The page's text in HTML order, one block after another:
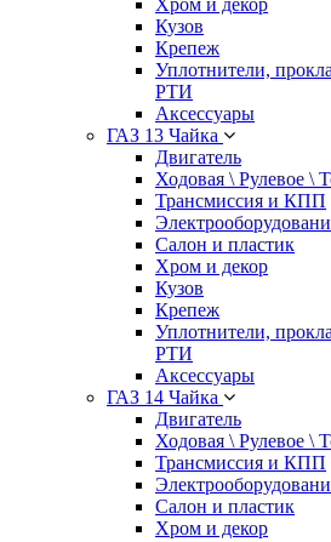
Кузов
Крепеж
Уплотнители,
РТИ
Аксессуары
ГАЗ 13 Чайка
Двигатель
Ходовая \ Рулевое \
Трансмиссия и КПП
Салон и пластик
Хром и декор
Кузов
Крепеж
Уплотнители,
РТИ
Аксессуары
ГАЗ 14 Чайка
Двигатель
Ходовая \ Рулевое \
Трансмиссия и КПП
Салон и пластик
Хром и декор